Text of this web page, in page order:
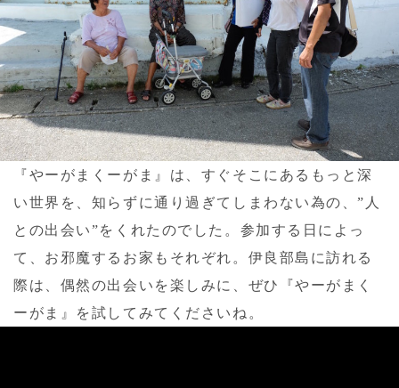
『やーがまくーがま』は、すぐそこにあるもっと深
い世界を、知らずに通り過ぎてしまわない為の、”人
との出会い”をくれたのでした。参加する日によっ
て、お邪魔するお家もそれぞれ。伊良部島に訪れる
際は、偶然の出会いを楽しみに、ぜひ『やーがまく
ーがま』を試してみてくださいね。